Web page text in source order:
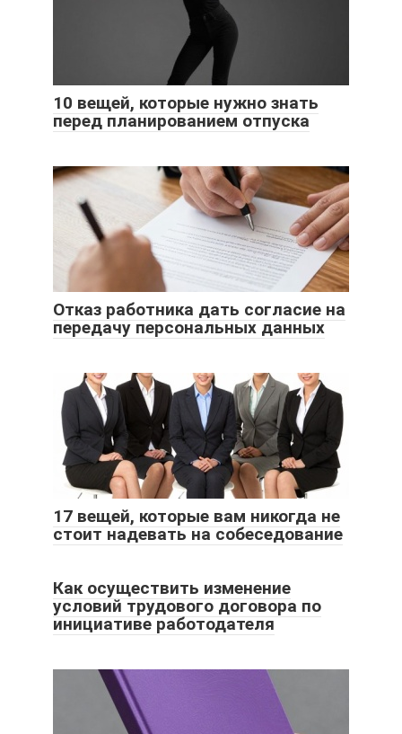
10 вещей, которые нужно знать
перед планированием отпуска
Отказ работника дать согласие на
передачу персональных данных
17 вещей, которые вам никогда не
стоит надевать на собеседование
Как осуществить изменение
условий трудового договора по
инициативе работодателя